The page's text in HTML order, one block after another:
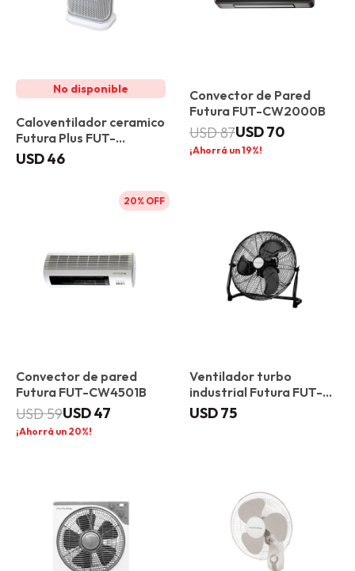
Caloventilador ceramico
Futura Plus FUT-
CVC0587
USD46
Convector de Pared
Futura FUT-CW2000B
USD70
USD87
19
20
Convector de pared
Futura FUT-CW4501B
USD47
USD59
20
Ventilador turbo
industrial Futura FUT-
TI50-US
USD75